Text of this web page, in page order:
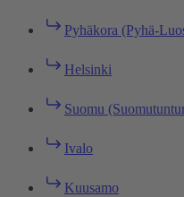
Pyhäkora (Pyhä-
Helsinki
Suomu
Ivalo
Kuusamo